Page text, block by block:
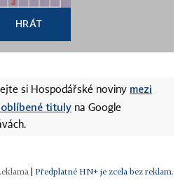
HRÁT
si Hospodářské noviny mezi
oblíbené tituly na Google
Předplatné HN+ je zcela bez reklam.